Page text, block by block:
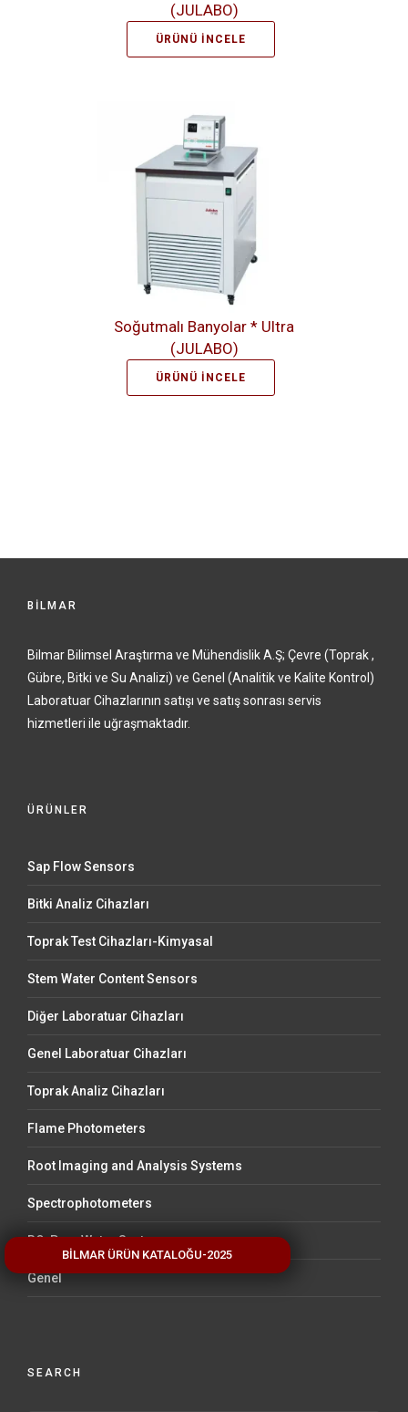
(JULABO)
ÜRÜNÜ İNCELE
Soğutmalı Banyolar * Ultra
(JULABO)
ÜRÜNÜ İNCELE
BİLMAR
Bilmar Bilimsel Araştırma ve Mühendislik A.Ş; Çevre (Toprak ,
Gübre, Bitki ve Su Analizi) ve Genel (Analitik ve Kalite Kontrol)
Laboratuar Cihazlarının satışı ve satış sonrası servis
hizmetleri ile uğraşmaktadır.
ÜRÜNLER
Sap Flow Sensors
Bitki Analiz Cihazları
Toprak Test Cihazları-Kimyasal
Stem Water Content Sensors
Diğer Laboratuar Cihazları
Genel Laboratuar Cihazları
Toprak Analiz Cihazları
Flame Photometers
Root Imaging and Analysis Systems
Spectrophotometers
RO-Pure Water Systems
Genel
SEARCH
BİLMAR ÜRÜN KATALOĞU-2025